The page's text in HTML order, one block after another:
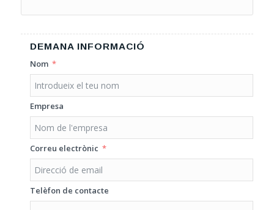
DEMANA INFORMACIÓ
Nom
Empresa
Correu electrònic
Telèfon de contacte